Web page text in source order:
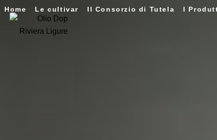
Home Le cultivar Il Consorzio di Tutela I